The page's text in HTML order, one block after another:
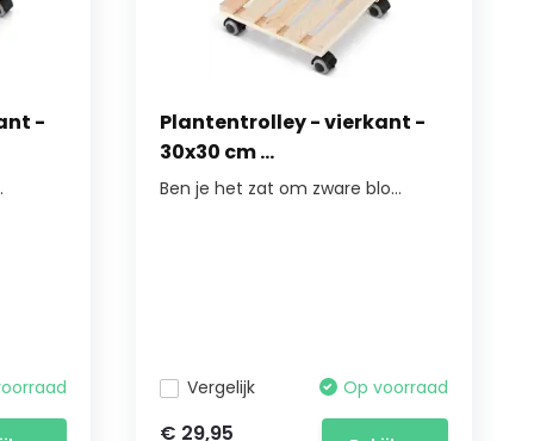
-
Plantentrolley - vierkant -
30x30 cm ...
Ben je het zat om zware blo...
Vergelijk Op voorraad
€ 29,95